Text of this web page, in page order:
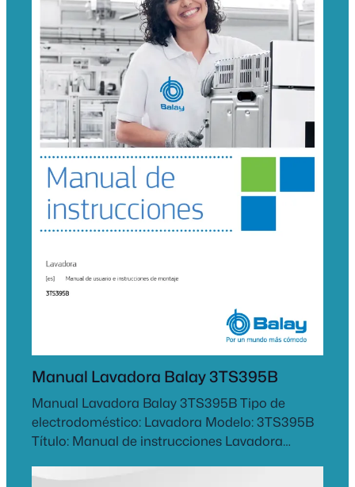
Manual Lavadora Balay 3TS395B
Manual Lavadora Balay 3TS395B Tipo de
electrodoméstico: Lavadora Modelo: 3TS395B
Título: Manual de instrucciones Lavadora…